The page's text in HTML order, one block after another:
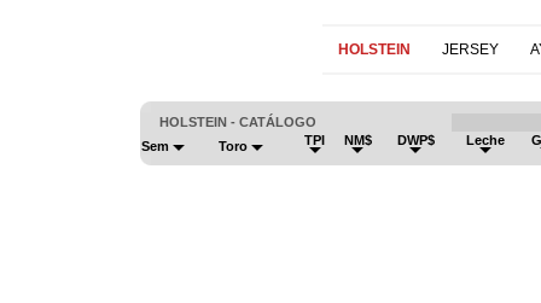
HOLSTEIN JERSEY
HOLSTEIN - CATÁLOGO
Sem
Toro TPI NM$ DWP$ Leche